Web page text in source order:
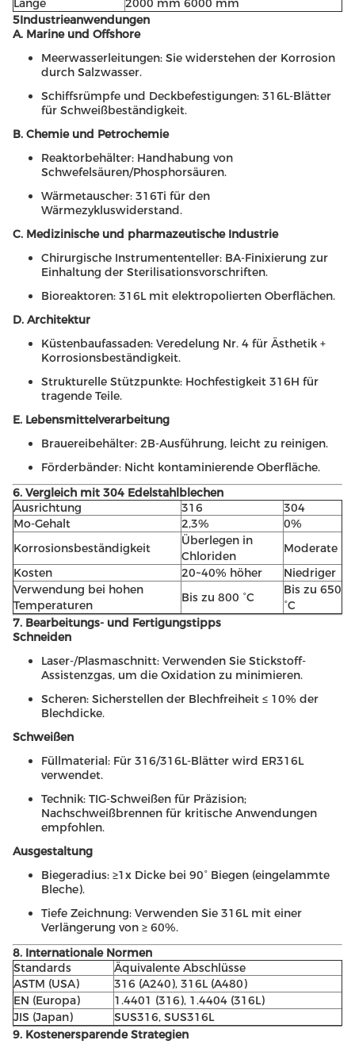
Länge
2000 mm 6000 mm
5Industrieanwendungen
A. Marine und Offshore
Meerwasserleitungen: Sie widerstehen der Korrosion
durch Salzwasser.
Schiffsrümpfe und Deckbefestigungen: 316L-Blätter
für Schweißbeständigkeit.
B. Chemie und Petrochemie
Reaktorbehälter: Handhabung von
Schwefelsäuren/Phosphorsäuren.
Wärmetauscher: 316Ti für den
Wärmezykluswiderstand.
C. Medizinische und pharmazeutische Industrie
Chirurgische Instrumententeller: BA-Finixierung zur
Einhaltung der Sterilisationsvorschriften.
Bioreaktoren: 316L mit elektropolierten Oberflächen.
D. Architektur
Küstenbaufassaden: Veredelung Nr. 4 für Ästhetik +
Korrosionsbeständigkeit.
Strukturelle Stützpunkte: Hochfestigkeit 316H für
tragende Teile.
E. Lebensmittelverarbeitung
Brauereibehälter: 2B-Ausführung, leicht zu reinigen.
Förderbänder: Nicht kontaminierende Oberfläche.
6. Vergleich mit 304 Edelstahlblechen
Ausrichtung
316
304
Mo-Gehalt
2,3%
0%
Korrosionsbeständigkeit
Überlegen in
Chloriden
Moderate
Kosten
20~40% höher
Niedriger
Verwendung bei hohen
Temperaturen
Bis zu 800 °C
Bis zu 650
°C
7. Bearbeitungs- und Fertigungstipps
Schneiden
Laser-/Plasmaschnitt: Verwenden Sie Stickstoff-
Assistenzgas, um die Oxidation zu minimieren.
Scheren: Sicherstellen der Blechfreiheit ≤ 10% der
Blechdicke.
Schweißen
Füllmaterial: Für 316/316L-Blätter wird ER316L
verwendet.
Technik: TIG-Schweißen für Präzision;
Nachschweißbrennen für kritische Anwendungen
empfohlen.
Ausgestaltung
Biegeradius: ≥1x Dicke bei 90° Biegen (eingelammte
Bleche).
Tiefe Zeichnung: Verwenden Sie 316L mit einer
Verlängerung von ≥ 60%.
8. Internationale Normen
Standards
Äquivalente Abschlüsse
ASTM (USA)
316 (A240), 316L (A480)
EN (Europa)
1.4401 (316), 1.4404 (316L)
JIS (Japan)
SUS316, SUS316L
9. Kostenersparende Strategien